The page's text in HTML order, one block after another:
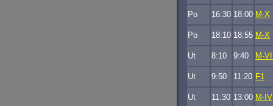
Po 16:30 18:00 M-X
Po 18:10 18:55 M-X
Ut 8:10 9:40 M-
Ut 9:50 11:20 F1
Ut 11:30 13:00 M-IV